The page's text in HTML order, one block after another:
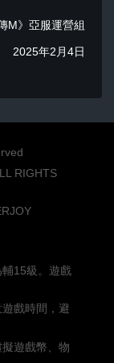
M》亞服運營組
2025年2月4日
RIGHTS
15級。遊戲
戲時間，避
遊戲幣、物